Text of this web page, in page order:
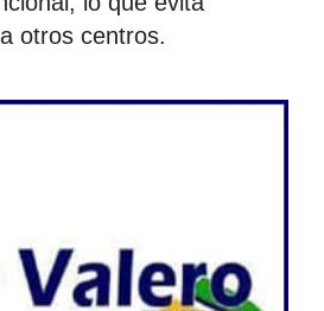
otros centros.